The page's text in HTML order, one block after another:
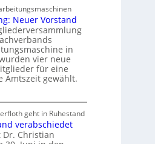
Neuer Vorstand
in
vier neue
für eine
Amtszeit gewählt.
geht in Ruhestand
verabschiedet
Dr. Christian